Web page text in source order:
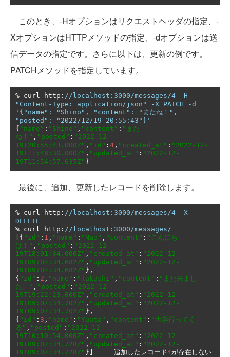
このとき、-Hオプションはリクエストヘッダの指定、-
XオプションはHTTPメソッドの指定、-dオプションは送
信データの指定です。さらに以下は、更新の例です。
PATCHメソッドを指定しています。
% curl http : //localhost:3000/messages/4 -H
"Content-Type: application/json" -X PATCH -d
'{"name": "Shino", "content": "またね！",
"posted": "2022/12/19 20:55:43"}'
{ "name" : "Shino" , "content" : "また
ね！" , "posted" : "2022-12-
19T20:55:43.000Z" , "id" : 4 , "created_at" : "2022-12-
19T11:48:30.000Z" , "updated_at" : "2022-12-
19T11:54:57.635Z" }
最後に、追加、更新したレコードを削除します。
% curl http : //localhost:3000/messages/4 -X
DELETE
% curl http : //localhost:3000/messages/
[{ "id" : 1 , "name" : "Nao" , "content" : "こんにち
は！" , "posted" : "2022-12-
19T18:01:34.000Z" , "created_at" : "2022-12-
19T09:07:34.682Z" , "updated_at" : "2022-12-
19T09:07:34.682Z" },
{ "id" : 2 , "name" : "Takashi" , "content" : "また来まし
た。" , "posted" : "2022-12-
19T19:22:23.000Z" , "created_at" : "2022-12-
19T09:07:34.702Z" , "updated_at" : "2022-12-
19T09:07:34.702Z" },
{ "id" : 3 , "name" : "Yuuta" , "content" : "大学行ってく
る" , "posted" : "2022-12-
19T10:10:54.000Z" , "created_at" : "2022-12-
19T09:07:34.728Z" , "updated_at" : "2022-12-
19T09:07:34.728Z" }] 追加したレコード4が存在しない